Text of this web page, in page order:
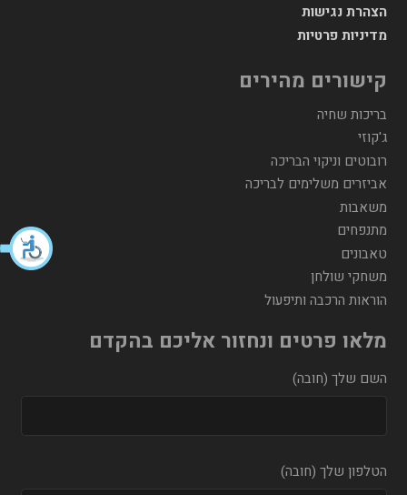
הצהרת נגישות
מדיניות פרטיות
קישורים מהירים
בריכות שחיה
ג'קוזי
רובוטים וניקוי הבריכה
אביזרים משלימים לבריכה
משאבות
מתנפחים
טאבונים
משחקי שולחן
הוראות הרכבה ותיפעול
מלאו פרטים ונחזור אליכם בהקדם
השם שלך (חובה)
הטלפון שלך (חובה)